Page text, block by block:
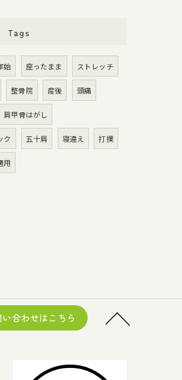
Tags
始 座ったまま ストレッチ
整骨院 産後 頭痛
肩甲骨はがし
ク 五十肩 寝違え 打撲
用
い合わせはこちら